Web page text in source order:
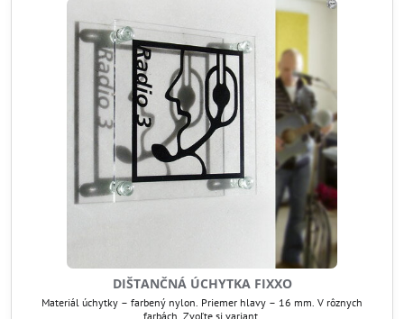
DIŠTANČNÁ ÚCHYTKA FIXXO
Materiál úchytky – farbený nylon. Priemer hlavy – 16 mm. V rôznych
farbách. Zvoľte si variant.